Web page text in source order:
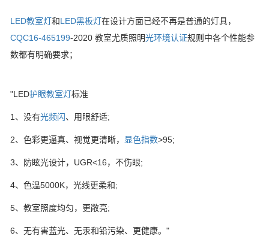
LED教室灯和LED黑板灯在设计方面已经不再是普通的灯具，
CQC16-465199-2020 教室尤质照明光环境认证规则中各个性能参
数都有明确要求；
"LED护眼教室灯标准
1、没有光频闪、用眼舒适;
2、色彩更逼真、视觉更清晰， 显色指数>95;
3、防眩光设计，UGR<16，不伤眼;
4、色温5000K，光线更柔和;
5、教室照度均匀，更敞亮;
6、无有害蓝光、无汞和铅污染、更健康。"